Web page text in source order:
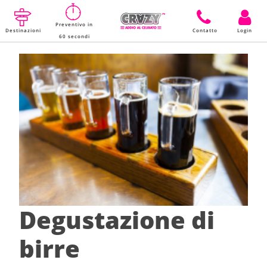
Destinazioni
Preventivo in
60 secondi
Contatto Login
Degustazione di
birre